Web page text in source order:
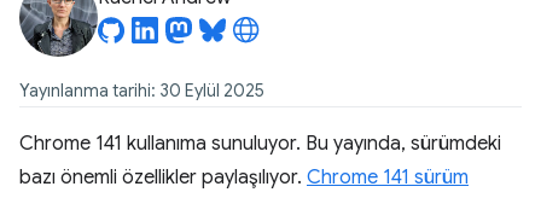
Yayınlanma tarihi: 30 Eylül 2025
Chrome 141 kullanıma sunuluyor. Bu yayında, sürümdeki
bazı önemli özellikler paylaşılıyor. Chrome 141 sürüm